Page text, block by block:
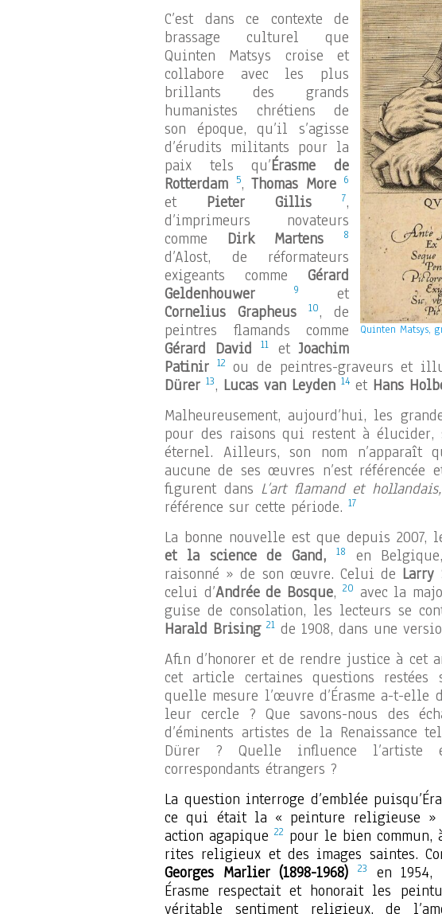
Quinten Matsys,
C’est dans ce contexte de
brassage culturel que
Quinten Matsys croise et
collabore avec les plus
brillants des grands
humanistes chrétiens de
son époque, qu’il s’agisse
d’érudits militants pour la
paix tels qu’Érasme de
Rotterdam 5, Thomas More 6
et Pieter Gillis 7,
d’imprimeurs novateurs
comme Dirk Martens 8
d’Alost, de réformateurs
exigeants comme Gérard
Geldenhouwer
9
et
Cornelius Grapheus
10, de
peintres flamands comme
Gérard David
11 etJoachim
Patinir 12 ou de peintres-graveurs et
Dürer 13, Lucas van Leyden 14 et Hans
Malheureusement, aujourd’hui, les
pour des raisons qui restent à élucider,
éternel. Ailleurs, son nom n’apparaît
aucune de ses œuvres n’est référencée
figurent dans L’art flamand et
référence sur cette période. 17
La bonne nouvelle est que depuis 2007,
et la science de Gand,
18
en
raisonné » de son œuvre. Celui de Larry
celui d’Andrée de Bosque, 20 avec la
guise de consolation, les lecteurs se
Harald Brising 21 de 1908, dans une
Afin d’honorer et de rendre justice à cet
cet article certaines questions restées
quelle mesure l’œuvre d’Érasme a-t-
leur cercle ? Que savons-nous des
d’éminents artistes de la Renaissance
Dürer ? Quelle influence l’artiste
correspondants étrangers ?
La question interroge d’emblée
ce qui était la « peinture religieuse »
action agapique 22 pour le bien commun,
rites religieux et des images saintes.
Georges Marlier (1898-1968)
23
en
Érasme respectait et honorait les
véritable sentiment religieux, de